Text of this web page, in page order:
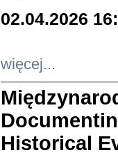
02.04.2026
więcej...
Historical